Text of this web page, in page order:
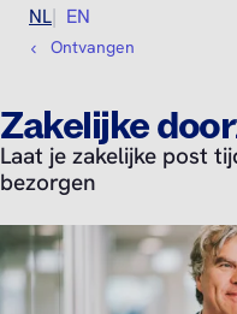
NL
EN
Ontvangen
Zakelijke
Laat je zakelijke post
bezorgen